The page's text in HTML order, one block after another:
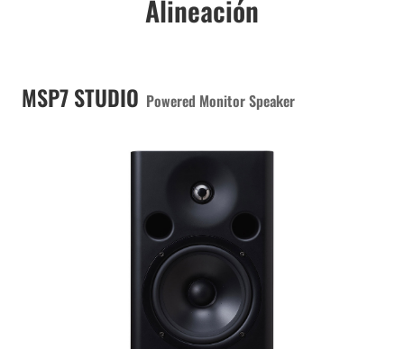
Alineación
MSP7 STUDIO Powered Monitor Speaker